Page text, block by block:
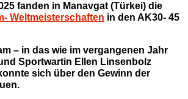
fanden in Manavgat (Türkei) die
Weltmeisterschaften in den AK30- 45
– in das wie im vergangenen Jahr
Sportwartin Ellen Linsenbolz
sich über den Gewinn der